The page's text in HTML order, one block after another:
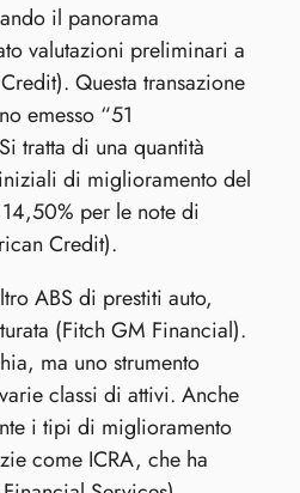
il panorama
valutazioni preliminari a
Questa transazione
emesso “51
tratta di una quantità
di miglioramento del
per le note di
Credit).
ABS di prestiti auto,
(Fitch GM Financial).
ma uno strumento
classi di attivi. Anche
i tipi di miglioramento
come ICRA, che ha